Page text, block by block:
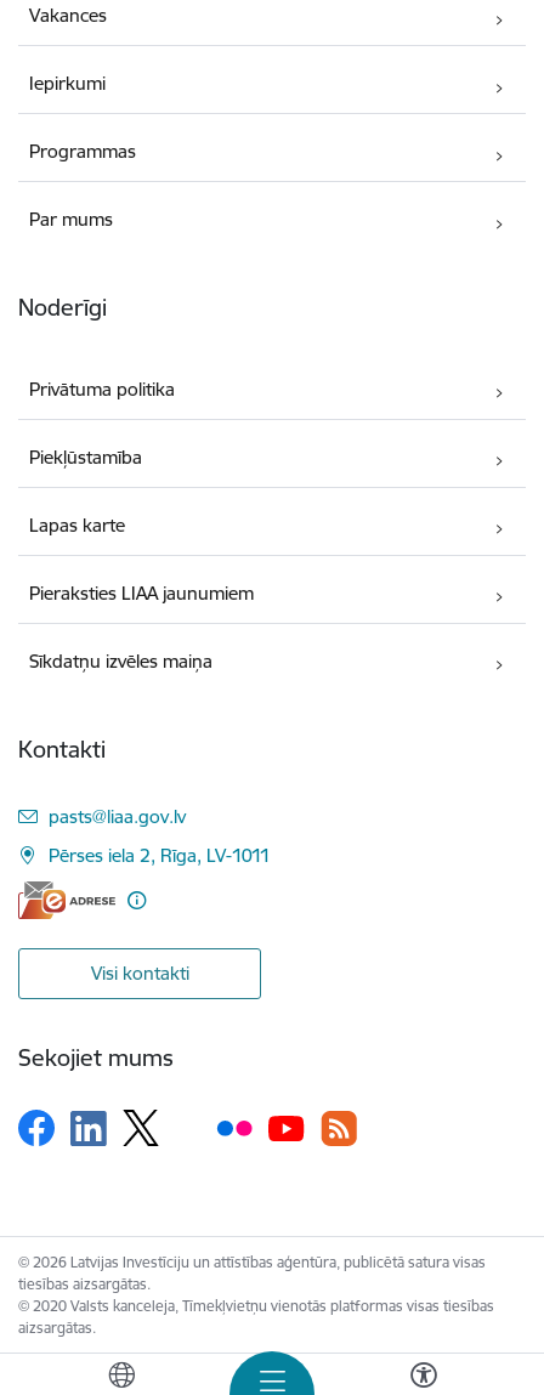
Vakances
Iepirkumi
Programmas
Par mums
Noderīgi
Privātuma politika
Piekļūstamība
Lapas karte
Pieraksties LIAA jaunumiem
Sīkdatņu izvēles maiņa
Kontakti
E-pasts:
pasts@liaa.gov.lv
Pērses iela 2, Rīga, LV-1011
Visi kontakti
Sekojiet mums
© 2026 Latvijas Investīciju un attīstības aģentūra, publicētā satura visas
tiesības aizsargātas.
© 2020 Valsts kanceleja, Tīmekļvietņu vienotās platformas visas tiesības
aizsargātas.